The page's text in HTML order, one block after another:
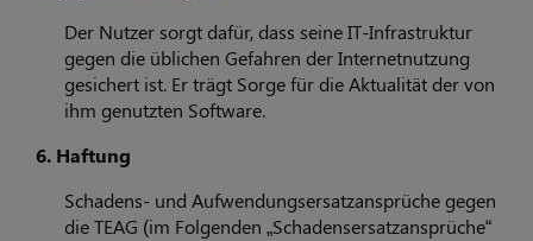
Der Nutzer sorgt dafür, dass seine IT-Infrastruktur
gegen die üblichen Gefahren der Internetnutzung
gesichert ist. Er trägt Sorge für die Aktualität der von
ihm genutzten Software.
6. Haftung
Schadens- und Aufwendungsersatzansprüche gegen
die TEAG (im Folgenden „Schadensersatzansprüche“